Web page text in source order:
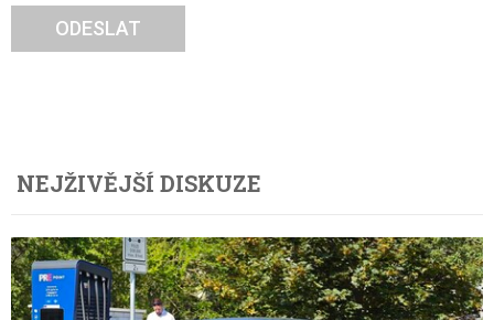
ODESLAT
NEJŽIVĚJŠÍ DISKUZE